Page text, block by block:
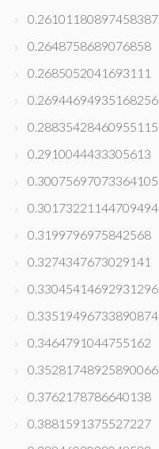
0.26101180897458387
0.2648758689076858
0.2685052041693111
0.26944694935168256
0.28835428460955115
0.2910044433305613
0.30075697073364105
0.30173221144709494
0.3199796975842568
0.3274347673029141
0.33045414692931296
0.33519496733890874
0.3464791044755162
0.35281748925890066
0.3762178786640138
0.3881591375527227